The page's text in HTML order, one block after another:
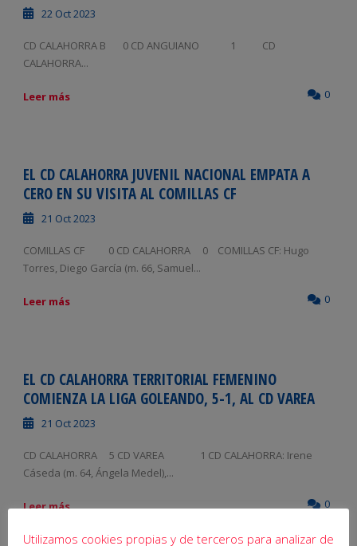
22 Oct 2023
CD CALAHORRA B 0 CD ANGUIANO 1 CD
CALAHORRA...
Leer más 0
EL CD CALAHORRA JUVENIL NACIONAL EMPATA A
CERO EN SU VISITA AL COMILLAS CF
21 Oct 2023
COMILLAS CF 0 CD CALAHORRA 0 COMILLAS CF: Hugo
Torres, Diego García (m. 66, Samuel...
Leer más 0
EL CD CALAHORRA TERRITORIAL FEMENINO
COMIENZA LA LIGA GOLEANDO, 5-1, AL CD VAREA
21 Oct 2023
CD CALAHORRA 5 CD VAREA 1 CD CALAHORRA: Irene
Cáseda (m. 64, Ángela Medel),...
Leer más 0
Utilizamos cookies propias y de terceros para analizar de